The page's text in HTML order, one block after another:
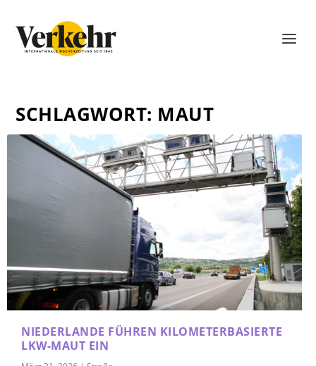
SCHLAGWORT: MAUT
NIEDERLANDE FÜHREN KILOMETERBASIERTE
LKW-MAUT EIN